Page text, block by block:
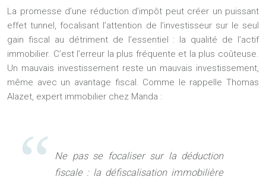
La promesse d’une réduction d’impôt peut créer un puissant
effet tunnel, focalisant l’attention de l’investisseur sur le seul
gain fiscal au détriment de l’essentiel : la qualité de l’actif
immobilier. C’est l’erreur la plus fréquente et la plus coûteuse.
Un mauvais investissement reste un mauvais investissement,
même avec un avantage fiscal. Comme le rappelle Thomas
Alazet, expert immobilier chez Manda :
Ne pas se focaliser sur la déduction
fiscale : la défiscalisation immobilière